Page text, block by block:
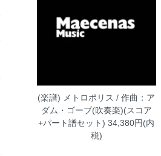
(楽譜) メトロポリス / 作曲：ア
ダム・ゴーブ(吹奏楽)(スコア
+パート譜セット)34,380円(内
税)